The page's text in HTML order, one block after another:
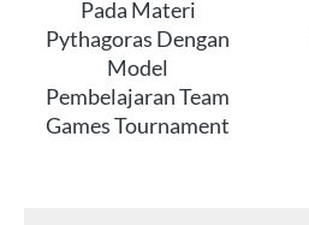
Pada Materi
Pythagoras Dengan
Model
Pembelajaran Team
Games Tournament